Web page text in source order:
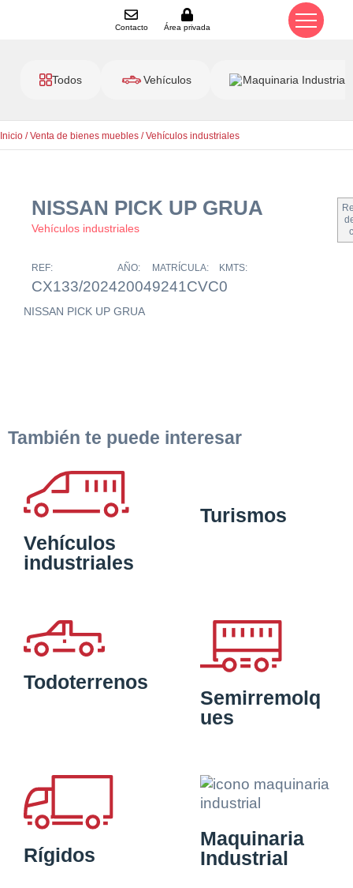
Contacto Área privada
Todos Vehículos Maquinaria Industrial
Inicio /Venta de bienes muebles /Vehículos industriales
NISSAN PICK UP GRUA
Vehículos industriales
REF:
CX133/2024
AÑO:
2004
MATRÍCULA:
9241CVC
KMTS:
0
NISSAN PICK UP GRUA
También te puede interesar
Vehículos
industriales
Turismos
Todoterrenos
Semirremolq
ues
Rígidos
Maquinaria
Industrial